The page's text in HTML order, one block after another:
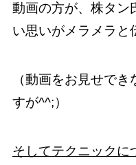
動画の方が、株タン
い思いがメラメラと
（動画をお見せで
すが^^;）
そしてテクニックに